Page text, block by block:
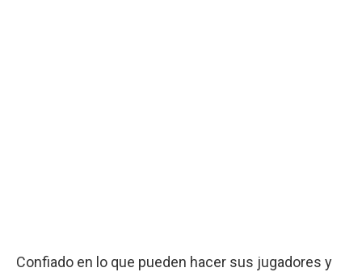
Confiado en lo que pueden hacer sus jugadores y